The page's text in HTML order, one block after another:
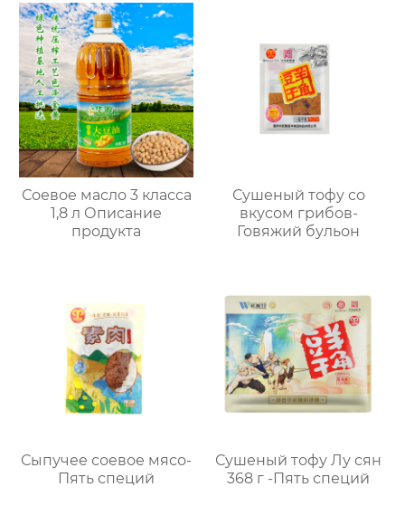
Соевое масло 3 класса
1,8 л Описание
продукта
Сушеный тофу со
вкусом грибов-
Говяжий бульон
Сыпучее соевое мясо-
Пять специй
Сушеный тофу Лу сян
368 г -Пять специй